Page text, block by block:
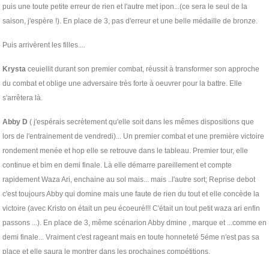
puis une toute petite erreur de rien et l'autre met ipon...(ce sera le seul de la
saison, j'espère !). En place de 3, pas d'erreur et une belle médaille de bronze.
Puis arrivèrent les filles....
Krysta ceuiellit durant son premier combat, réussit à transformer son approche
du combat et oblige une adversaire très forte à oeuvrer pour la battre. Elle
s'arrêtera là.
Abby D ( j'espérais secrètement qu'elle soit dans les mêmes dispositions que
lors de l'entrainement de vendredi)... Un premier combat et une première victoire
rondement menée et hop elle se retrouve dans le tableau. Premier tour, elle
continue et bim en demi finale. Là elle démarre pareillement et compte
rapidement Waza Ari, enchaine au sol mais... mais ..l'autre sort; Reprise debot
c'est toujours Abby qui domine mais une faute de rien du tout et elle concède la
victoire (avec Kristo on était un peu écoeuré!!! C'était un tout petit waza ari enfin
passons ...). En place de 3, même scénarion Abby dmine , marque et ...comme en
demi finale... Vraiment c'est rageant mais en toute honneteté 5éme n'est pas sa
place et elle saura le montrer dans les prochaines compétitions.